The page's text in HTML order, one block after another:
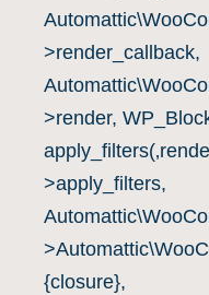
>render_callback,
>render,
>apply_filters,
{closure},